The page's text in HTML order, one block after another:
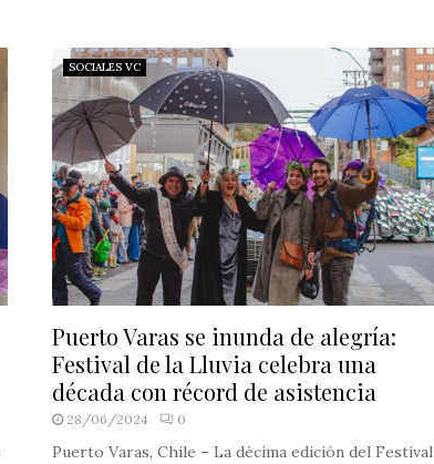
SOCIALES VC
Puerto Varas se inunda de alegría:
Festival de la Lluvia celebra una
década con récord de asistencia
28/06/2024 0
Puerto Varas, Chile – La décima edición del Festival